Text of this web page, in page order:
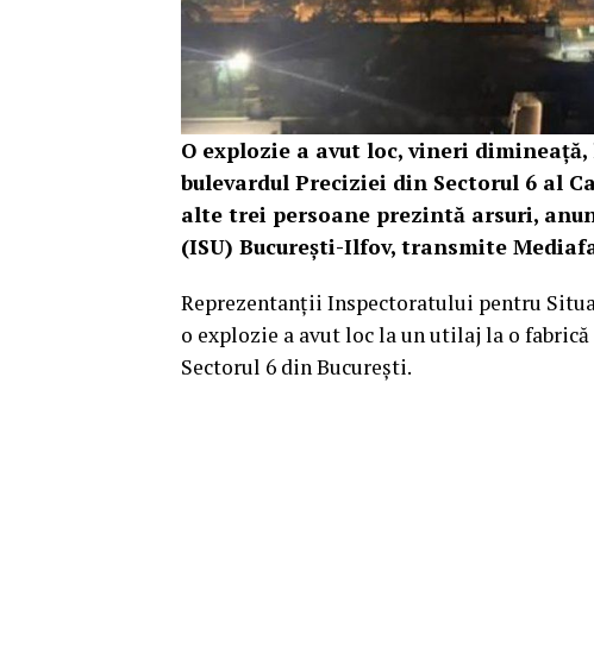
O explozie a avut loc, vineri
bulevardul Preciziei din Sectorul 6 al
alte trei persoane prezintă arsuri,
(ISU) Bucureşti-Ilfov, transmite
Reprezentanţii Inspectoratului pentru
o explozie a avut loc la un utilaj la o
Sectorul 6 din Bucureşti.